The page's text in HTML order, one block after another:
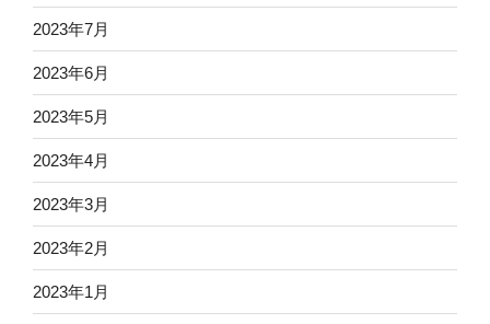
2023年7月
2023年6月
2023年5月
2023年4月
2023年3月
2023年2月
2023年1月